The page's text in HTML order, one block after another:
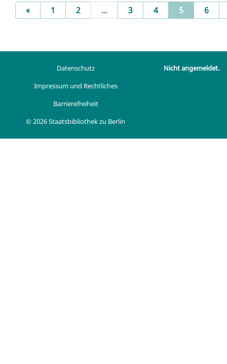
«Previous
1 2 ... 3 4 5(current)
6
Datenschutz
Impressum und Rechtliches
Barrierefreiheit
© 2026 Staatsbibliothek zu Berlin
Nicht angemeldet.